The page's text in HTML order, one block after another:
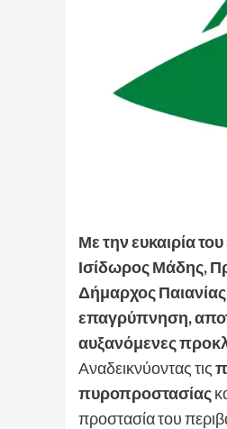
Με την ευκαιρία
Ισίδωρος Μάδης,
Δήμαρχος
επαγρύπνηση,
αυξανόμενες
Αναδεικνύοντας τις
πυροπροστασίας
προστασία του